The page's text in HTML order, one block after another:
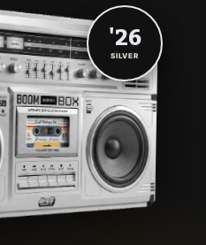
'26
SILVER